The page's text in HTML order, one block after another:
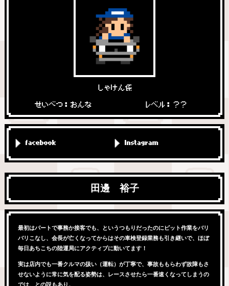
しゃけん係
せいべつ：おんな レベル：？？
facebook Instagram
田邊 裕子
最初はパートで事務か接客でも、というつもりだったのにピット作業をバリ
バリこなし、会長が亡くなってからはその車検登録業務も引き継いで、ほぼ
毎日あちこちの陸運局にアクティブに動いてます！
実は店内でも一番クルマの扱い（運転）が丁寧で、事故ももらわず故障もさ
せないように常に気を配る姿勢は、レースさせたら一番速くなってしまうの
では、との説もあり。